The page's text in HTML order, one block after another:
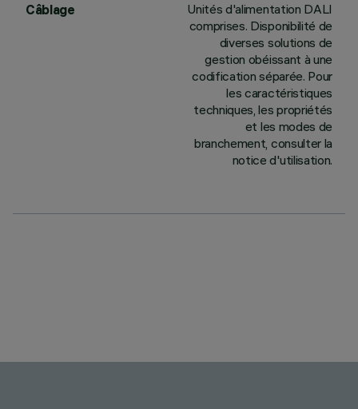
Câblage
Unités d'alimentation DALI
comprises. Disponibilité de
diverses solutions de
gestion obéissant à une
codification séparée. Pour
les caractéristiques
techniques, les propriétés
et les modes de
branchement, consulter la
notice d'utilisation.